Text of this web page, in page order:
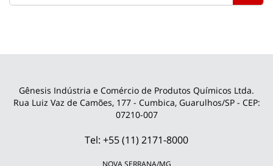
Gênesis Indústria e Comércio de Produtos Químicos Ltda.
Rua Luiz Vaz de Camões, 177 - Cumbica, Guarulhos/SP - CEP:
07210-007
Tel: +55 (11) 2171-8000
NOVA SERRANA/MG